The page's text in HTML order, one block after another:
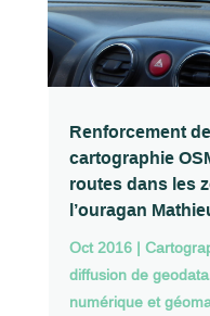
Renforcement
cartographie
routes dans les
l’ouragan
Oct 2016|
diffusion de
numérique et